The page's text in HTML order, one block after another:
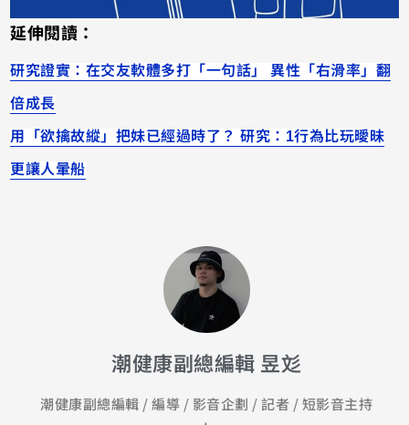
延伸閱讀：
研究證實：在交友軟體多打「一句話」 異性「右滑率」翻
倍成長
用「欲擒故縱」把妹已經過時了？ 研究：1行為比玩曖昧
更讓人暈船
潮健康副總編輯 昱彣
潮健康副總編輯 / 編導 / 影音企劃 / 記者 / 短影音主持